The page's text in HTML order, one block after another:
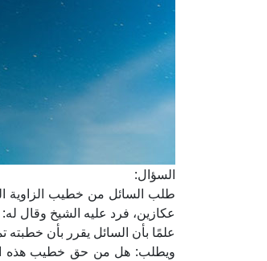
السؤال:
عكازين، فرد عليه الشيخ وقال
علمًا بأن السائل يقرر بأن
ويطلب: هل من حق خطيب هذه